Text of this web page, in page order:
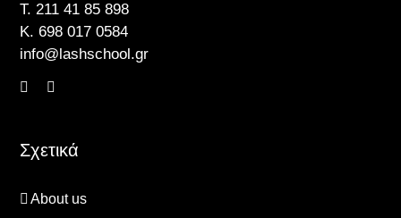
Τ.211 41 85 898
Κ.698 017 0584
info@lashschool.gr
Σχετικά
About us